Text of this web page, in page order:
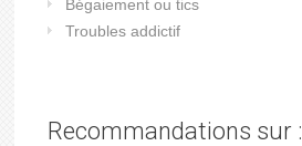
Bégaiement ou tics
Troubles addictif
Recommandations sur :